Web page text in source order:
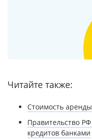
Читайте также:
Стоимость
Правительство
кредитов банками